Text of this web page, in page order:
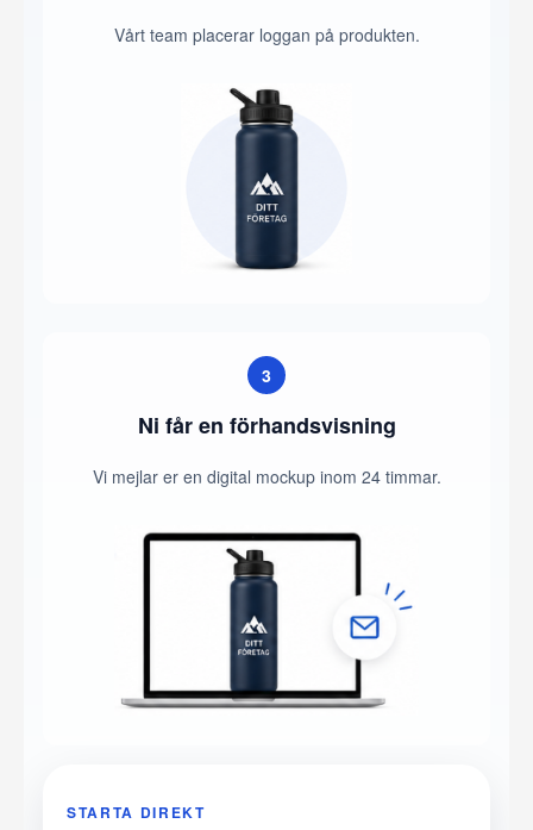
Vårt team placerar loggan på produkten.
3
Ni får en förhandsvisning
Vi mejlar er en digital mockup inom 24 timmar.
STARTA DIREKT